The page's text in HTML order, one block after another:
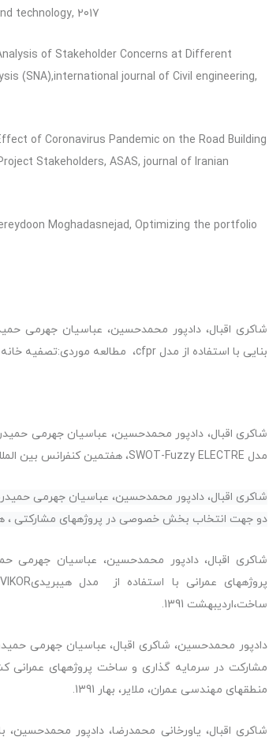
technology, 2017.
of Stakeholder Concerns at Different
(SNA),international journal of Civil engineering,
of Coronavirus Pandemic on the Road Building
Stakeholders, ASAS, journal of Iranian
Moghadasnejad, Optimizing the portfolio
شاکری اقبال، دادپور محمدحسین، عباسیان جهرمی
بنایی با استفاده از مدل cfpr، مطالعه موردی:تصفیه خانه آب شیرین شهر اهواز، مجله علمی پژوهشی اساس، 1391
شاکری اقبال، دادپور محمدحسین، عباسیان جهرمی
مدل SWOT-Fuzzy ELECTRE، هفتمین کنفرانس بین المللی مدیریت پروژه، 1390.
دو جهت انتخاب بخش خصوصی در پروژه‏ها‏ی مشارکتی ،
شاکری اقبال، دادپور محمدحسین، عباسیان
ساخت،اردیبهشت 1391.
دادپور محمدحسین، شاکری اقبال، عباسیان جهرمی
منطقه‏ای‏ مهندسی عمران، ملایر، بهار 1391.
شاکری اقبال، یاورخانی محمدرضا، دادپور